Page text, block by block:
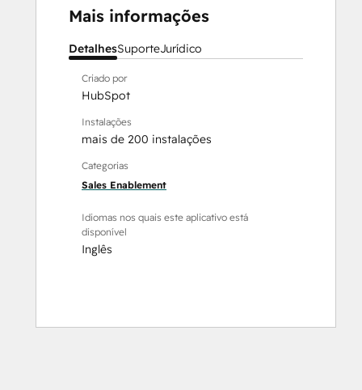
Mais informações
DetalhesSuporteJurídico
Criado por
HubSpot
Instalações
mais de 200 instalações
Categorias
Sales Enablement
Idiomas nos quais este aplicativo está
disponível
Inglês